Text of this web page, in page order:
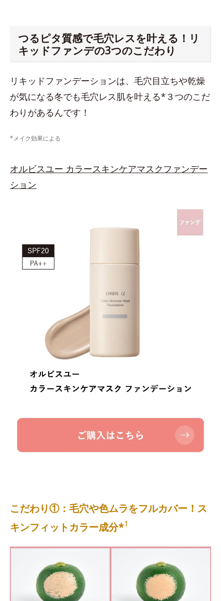
つるピタ質感で毛穴レスを叶える！リ
キッドファンデの3つのこだわり
リキッドファンデーションは、毛穴目立ちや乾燥
が気になる冬でも毛穴レス肌を叶える*３つのこだ
わりがあるんです！
*メイク効果による
オルビスユー カラースキンケアマスクファンデー
ション
こだわり①：毛穴や色ムラをフルカバー！ス
キンフィットカラー成分*1